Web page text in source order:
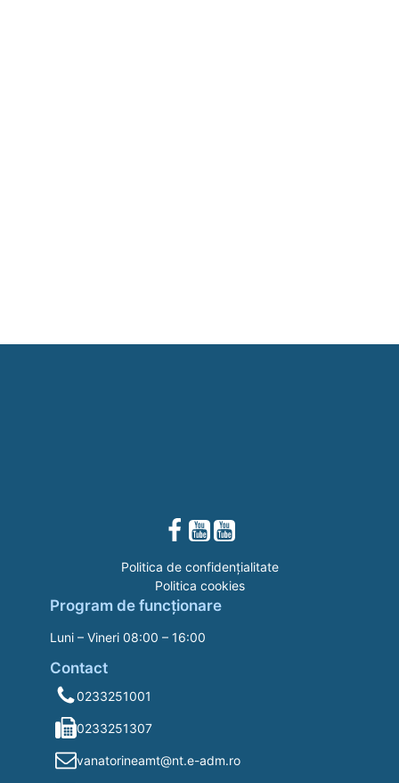
Politica de confidențialitate
Politica cookies
Program de funcționare
Luni – Vineri 08:00 – 16:00
Contact
0233251001
0233251307
vanatorineamt@nt.e-adm.ro